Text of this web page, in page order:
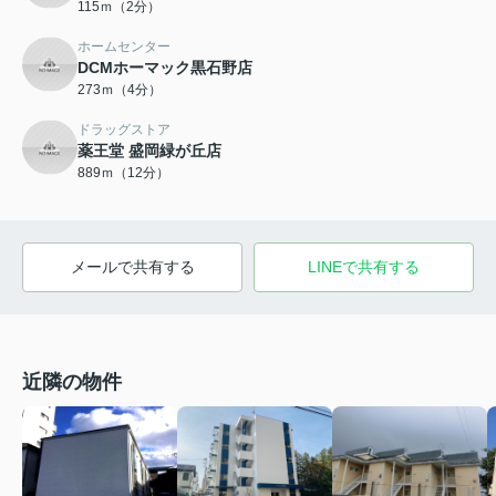
115ｍ（2分）
ホームセンター
DCMホーマック黒石野店
273ｍ（4分）
ドラッグストア
薬王堂 盛岡緑が丘店
889ｍ（12分）
メールで共有する LINEで共有する
近隣の物件